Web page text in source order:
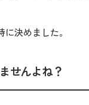
決めました。
せんよね？